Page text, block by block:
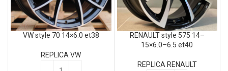
VW style 70 14×6.0 et38
REPLICA VW
RENAULT style 575 14–
15×6.0–6.5 et40
REPLICA RENAULT